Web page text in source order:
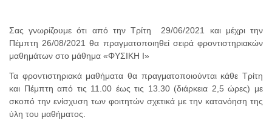
Σας γνωρίζουμε ότι από την Τρίτη 29/06/2021 και μέχρι την
Πέμπτη 26/08/2021 θα πραγματοποιηθεί σειρά φροντιστηριακών
μαθημάτων στο μάθημα «ΦΥΣΙΚΗ Ι»
Τα φροντιστηριακά μαθήματα θα πραγματοποιούνται κάθε Τρίτη
και Πέμπτη από τις 11.00 έως τις 13.30 (διάρκεια 2,5 ώρες) με
σκοπό την ενίσχυση των φοιτητών σχετικά με την κατανόηση της
ύλη του μαθήματος.